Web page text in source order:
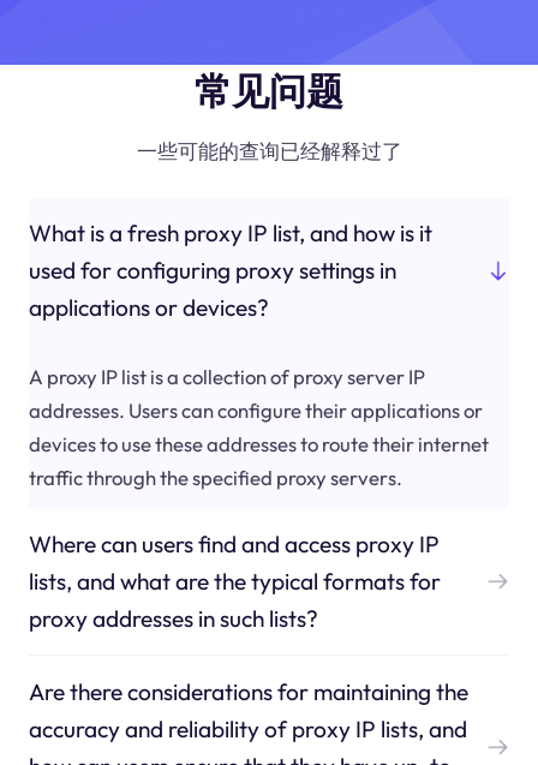
常见问题
一些可能的查询已经解释过了
What is a fresh proxy IP list, and how is it
used for configuring proxy settings in
applications or devices?
A proxy IP list is a collection of proxy server IP
addresses. Users can configure their applications or
devices to use these addresses to route their internet
traffic through the specified proxy servers.
Where can users find and access proxy IP
lists, and what are the typical formats for
proxy addresses in such lists?
Are there considerations for maintaining the
accuracy and reliability of proxy IP lists, and